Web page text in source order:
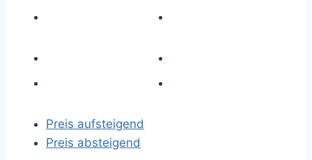
Preis aufsteigend
Preis absteigend